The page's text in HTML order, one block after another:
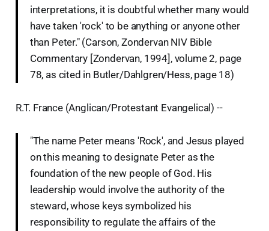
interpretations, it is doubtful whether many would
have taken 'rock' to be anything or anyone other
than Peter." (Carson, Zondervan NIV Bible
Commentary [Zondervan, 1994], volume 2, page
78, as cited in Butler/Dahlgren/Hess, page 18)
R.T. France (Anglican/Protestant Evangelical) --
"The name Peter means 'Rock', and Jesus played
on this meaning to designate Peter as the
foundation of the new people of God. His
leadership would involve the authority of the
steward, whose keys symbolized his
responsibility to regulate the affairs of the